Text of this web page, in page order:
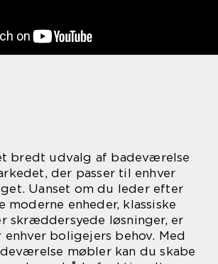
bredt udvalg af badeværelse
der passer til enhver
Uanset om du leder efter
moderne enheder, klassiske
skræddersyede løsninger, er
boligejers behov. Med
møbler kan du skabe